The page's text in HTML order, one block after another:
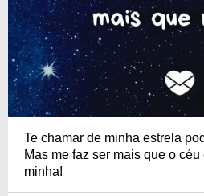
Te chamar de minha estrela
Mas me faz ser mais que o
minha!